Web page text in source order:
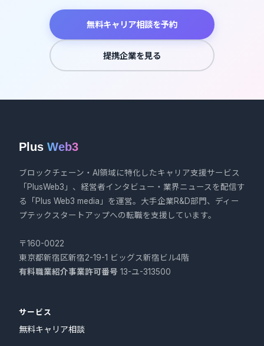
無料キャリア相談を予約
提携企業を見る
Plus Web3
ブロックチェーン・AI領域に特化したキャリア支援サービス
「PlusWeb3」、経営者インタビュー・業界ニュースを配信す
る「Plus Web3 media」を運営。大手企業R&D部門、ディー
プテックスタートアップへの転職を支援しています。
〒160-0022
東京都新宿区新宿2-19-1 ビッグス新宿ビル4階
有料職業紹介事業許可番号 13-ユ-313500
サービス
無料キャリア相談